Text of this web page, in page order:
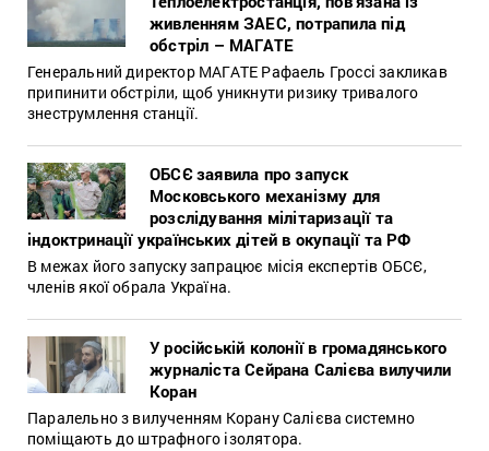
живленням ЗАЕС, потрапила під
обстріл – МАГАТЕ
Генеральний директор МАГАТЕ Рафаель Гроссі закликав
припинити обстріли, щоб уникнути ризику тривалого
знеструмлення станції.
ОБСЄ заявила про запуск
Московського механізму для
розслідування мілітаризації та
індоктринації українських дітей в окупації та РФ
В межах його запуску запрацює місія експертів ОБСЄ,
членів якої обрала Україна.
У російській колонії в громадянського
журналіста Сейрана Салієва вилучили
Коран
Паралельно з вилученням Корану Салієва системно
поміщають до штрафного ізолятора.